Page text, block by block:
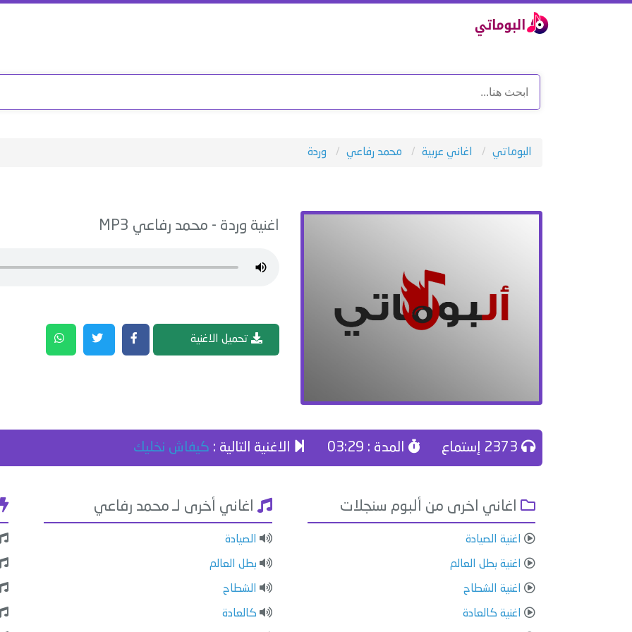
البوماتي اغاني عربية محمد رفاعي وردة
اغنية وردة - محمد رفاعي MP3
تحميل الاغنية
المدة : 03:29 الاغنية التالية : كيفاش نخليك
اغاني اخرى من ألبوم سنجلات
اغنية الصيادة
اغنية بطل العالم
اغنية الشطاح
اغنية كالعادة
اغاني أخرى لـ محمد رفاعي
الصيادة
بطل العالم
الشطاح
كالعادة